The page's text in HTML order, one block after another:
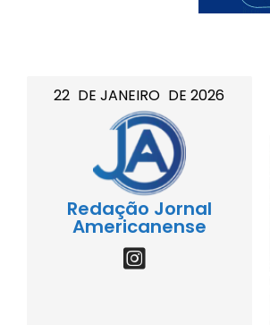
22 DEJANEIRO DE2026
Redação Jornal
Americanense